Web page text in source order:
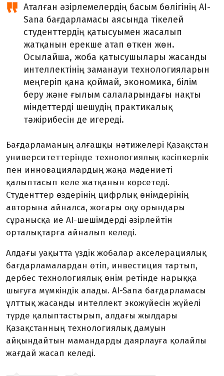
Аталған әзірлемелердің басым бөлігінің AI-
Sana бағдарламасы аясында тікелей
студенттердің қатысуымен жасалып
жатқанын ерекше атап өткен жөн.
Осылайша, жоба қатысушылары жасанды
интеллектінің заманауи технологияларын
меңгеріп қана қоймай, экономика, білім
беру және ғылым салаларындағы нақты
міндеттерді шешудің практикалық
тәжірибесін де игереді.
Бағдарламаның алғашқы нәтижелері Қазақстан
университеттерінде технологиялық кәсіпкерлік
пен инновациялардың жаңа мәдениеті
қалыптасып келе жатқанын көрсетеді.
Студенттер өздерінің цифрлық өнімдерінің
авторына айналса, жоғары оқу орындары
сұранысқа ие AI-шешімдерді әзірлейтін
орталықтарға айналып келеді.
Алдағы уақытта үздік жобалар акселерациялық
бағдарламалардан өтіп, инвестиция тартып,
дербес технологиялық өнім ретінде нарыққа
шығуға мүмкіндік алады. AI-Sana бағдарламасы
ұлттық жасанды интеллект экожүйесін жүйелі
түрде қалыптастырып, алдағы жылдары
Қазақстанның технологиялық дамуын
айқындайтын мамандарды даярлауға қолайлы
жағдай жасап келеді.